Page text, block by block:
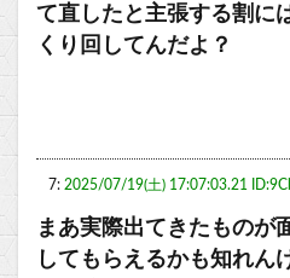
て直したと主張する割に
くり回してんだよ？
7: 2025/07/19(土) 17:07:03.21
まあ実際出てきたものが
してもらえるかも知れん